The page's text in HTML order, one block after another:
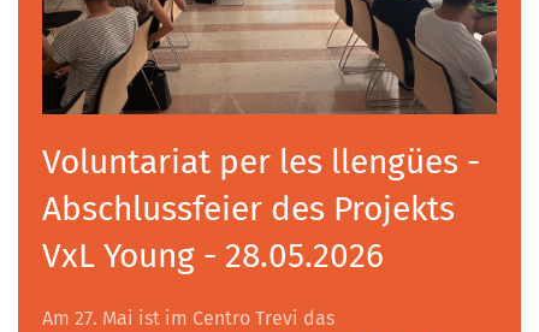
Voluntariat per les llengües -
Abschlussfeier des Projekts
VxL Young - 28.05.2026
Am 27. Mai ist im Centro Trevi das